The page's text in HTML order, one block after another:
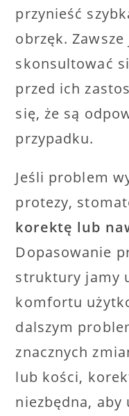
przynieść
obrzęk.
skonsultować
przed ich
się, że są
przypadku.
Jeśli problem
protezy,
korektę lub
Dopasowanie
struktury jamy
komfortu
dalszym
znacznych
lub kości,
niezbędna, aby